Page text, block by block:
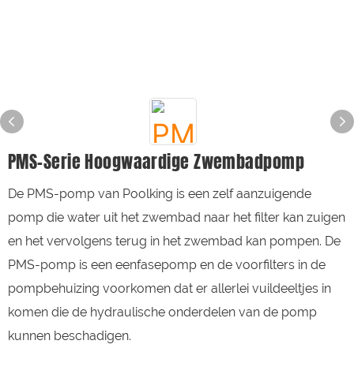
PMS-Serie Hoogwaardige Zwembadpomp
De PMS-pomp van Poolking is een zelf aanzuigende
pomp die water uit het zwembad naar het filter kan zuigen
en het vervolgens terug in het zwembad kan pompen. De
PMS-pomp is een eenfasepomp en de voorfilters in de
pompbehuizing voorkomen dat er allerlei vuildeeltjes in
komen die de hydraulische onderdelen van de pomp
kunnen beschadigen.